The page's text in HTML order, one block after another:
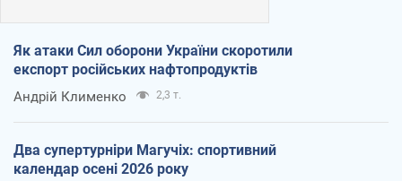
Як атаки Сил оборони України скоротили
експорт російських нафтопродуктів
Андрій Клименко 2,3 т.
Два супертурніри Магучіх: спортивний
календар осені 2026 року